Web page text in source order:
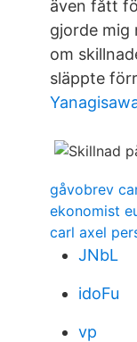
även fått
gjorde mig
om
släppte
gåvobrev
ekonomist
carl axel
JNbL
idoFu
vp